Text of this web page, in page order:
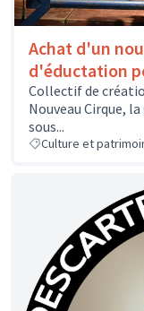
Achat d'un
d'éductation
Collectif de
Nouveau Cirque,
sous...
Culture et